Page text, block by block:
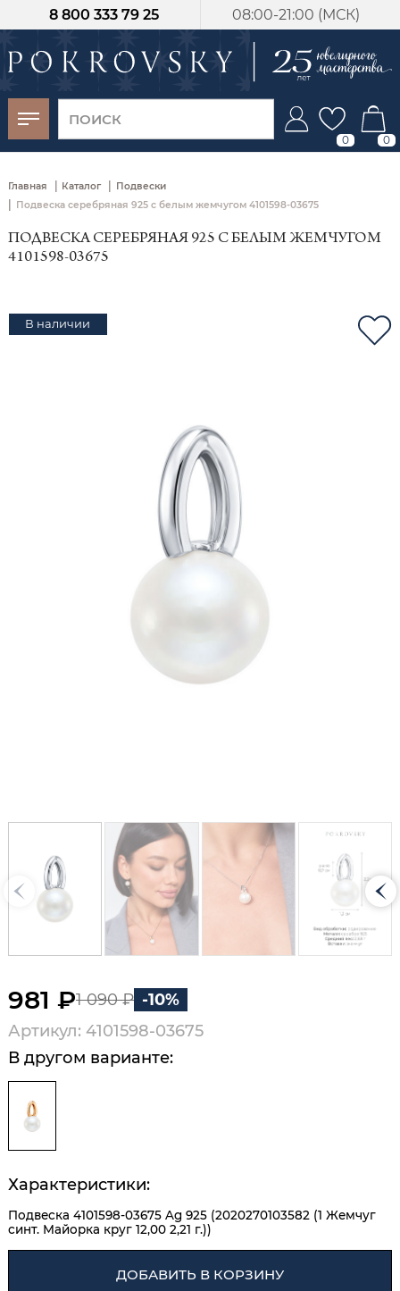
08:00-21:00 (МСК)
8 800 333 79 25
0 0
Главная | Каталог | Подвески
| Подвеска серебряная 925 с белым жемчугом 4101598-03675
ПОДВЕСКА СЕРЕБРЯНАЯ 925 С БЕЛЫМ ЖЕМЧУГОМ
4101598-03675
В наличии
981 ₽1 090 ₽ -10%
Артикул: 4101598-03675
В другом варианте:
Характеристики:
Подвеска 4101598-03675 Ag 925 (2020270103582 (1 Жемчуг
синт. Майорка круг 12,00 2,21 г.))
ДОБАВИТЬ В КОРЗИНУ
-30%
от 15 дней с
момента оплаты